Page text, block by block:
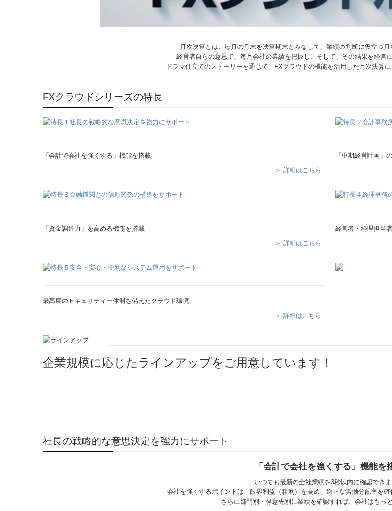
月次決算とは、毎月の月末を決算期末とみなして、業績の判断に役立つ月
経営者自らの意思で、毎月会社の業績を把握し、そして、その結果を経営
ドラマ仕立てのストーリーを通じて、FXクラウドの機能を活用した月次決算
FXクラウドシリーズの特長
「会計で会社を強くする」機能を搭載
＞ 詳細はこちら
「中期経営計画」
「資金調達力」を高める機能を搭載
＞ 詳細はこちら
経営者・経理担当
最高度のセキュリティー体制を備えたクラウド環境
＞ 詳細はこちら
企業規模に応じたラインアップをご⽤意しています！
社長の戦略的な意思決定を強力にサポート
「会計で会社を強くする」機能を
いつでも最新の全社業績を3秒以内に確認できま
会社を強くするポイントは、限界利益（粗利）を高め、適正な労働分配率を確
さらに部門別・得意先別に業績を確認すれば、会社はもっ